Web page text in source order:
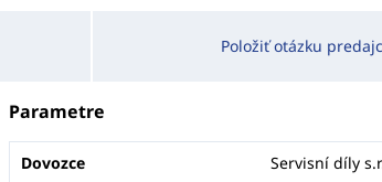
Položiť otázku
Parametre
Dovozce Servisní díly